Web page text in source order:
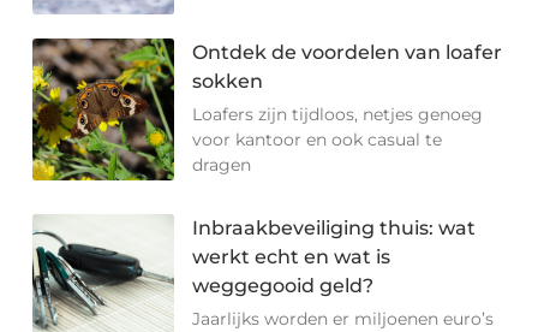
Ontdek de voordelen van loafer
sokken
Loafers zijn tijdloos, netjes genoeg
voor kantoor en ook casual te
dragen
Inbraakbeveiliging thuis: wat
werkt echt en wat is
weggegooid geld?
Jaarlijks worden er miljoenen euro’s